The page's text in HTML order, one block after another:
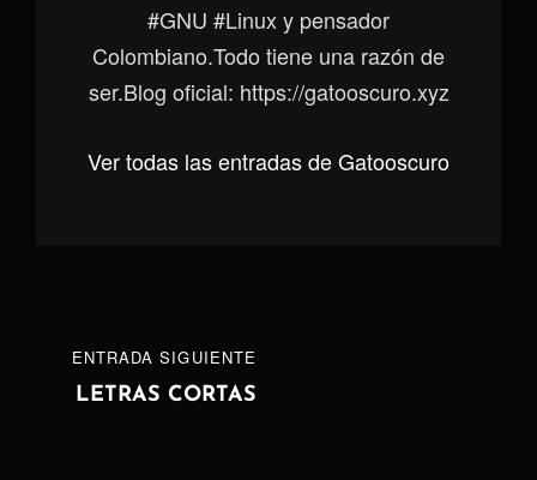
#GNU #Linux y pensador
Colombiano.Todo tiene una razón de
ser.Blog oficial: https://gatooscuro.xyz
Ver todas las entradas de Gatooscuro
Navegación
ENTRADA
SIGUIENTE
ENTRADA SIGUIENTE
LETRAS CORTAS